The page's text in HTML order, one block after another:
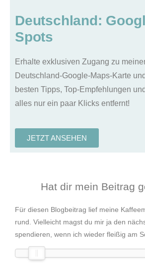
Deutschland:
Spots
Erhalte exklusiven Zugang zu
Deutschland-Google-Maps-Karte
besten Tipps, Top-Empfehlungen
alles nur ein paar Klicks entfernt!
JETZT ANSEHEN
Hat dir mein Beitrag
Für diesen Blogbeitrag lief meine
rund. Vielleicht magst du mir ja den
spendieren, wenn ich wieder fleißig am